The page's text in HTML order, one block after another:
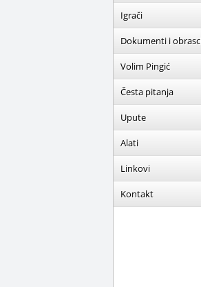
Igrači
Dokumenti i
Volim Pingić
Česta pitanja
Upute
Alati
Linkovi
Kontakt